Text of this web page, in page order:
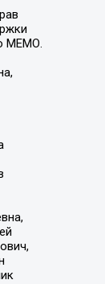
МЕМО.